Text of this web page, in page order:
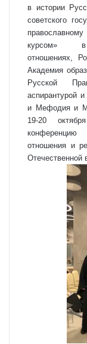
в истории
советского
курсом» в
отношениях,
Академия
Русской
аспирантурой
и Мефодия и
19-20
конференцию
отношения и
Отечественной